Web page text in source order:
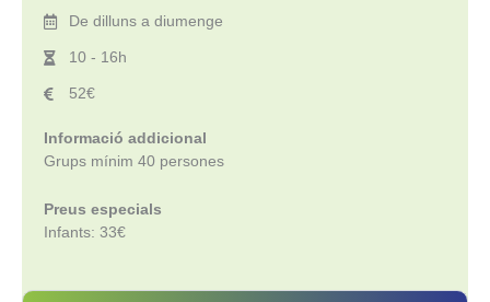
De dilluns a diumenge
10 - 16h
52€
Informació addicional
Grups mínim 40 persones
Preus especials
Infants: 33€